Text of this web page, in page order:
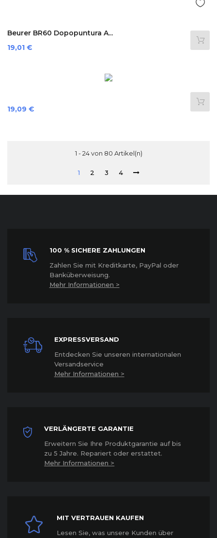
Beurer BR60 Dopopuntura A...
Preis
19,01 €
Preis
19,09 €
1 - 24 von 80 Artikel(n)
1 2 3 4
100 % SICHERE ZAHLUNGEN
Zahlen Sie mit Kreditkarte, PayPal oder
Banküberweisung.
Mehr Informationen >
EXPRESSVERSAND
Entdecken Sie unseren internationalen
Versandservice
Mehr Informationen >
VERLÄNGERTE GARANTIE
Erweitern Sie Ihre Produktgarantie auf bis
zu 5 Jahre. Repariert oder erstattet.
Mehr Informationen >
MIT VERTRAUEN KAUFEN
Lesen Sie, was unsere Kunden über